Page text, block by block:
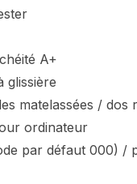
A+
glissière
matelassées /
ordinateur
par défaut 000) /